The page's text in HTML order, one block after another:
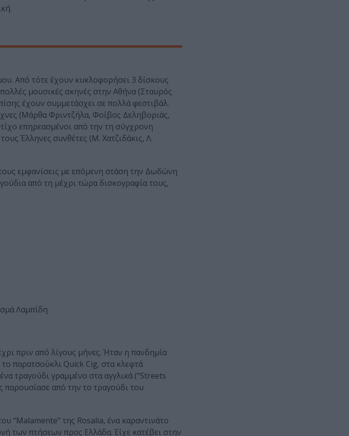
Από τότε έχουν κυκλοφορήσει 3 δίσκους
μουσικές σκηνές στην Αθήνα (Σταυρός
έχουν συμμετάσχει σε πολλά φεστιβάλ.
(Μάρθα Φριντζήλα, Φοίβος Δεληβοριάς,
επηρεασμένοι από την τη σύγχρονη
Έλληνες συνθέτες (Μ. Χατζιδάκις, Λ.
εμφανίσεις με επόμενη στάση την Δωδώνη
από τη μέχρι τώρα δισκογραφία τους,
Λαμπίδη
πριν από λίγους μήνες. Ήταν η πανδημία
παρατσούκλι Quick Cig, στα κλεφτά
τραγούδι γραμμένο στα αγγλικά (“Streets
παρουσίασε από την το τραγούδι του
“Malamente” της Rosalia, ένα καραντινάτο
των πτήσεων προς Ελλάδα. Είχε κατέβει στην